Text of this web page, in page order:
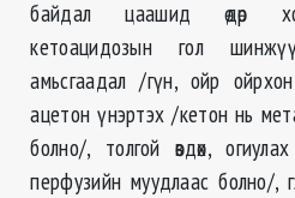
байдал цаашид өдөр
кетоацидозын гол
амьсгаадал /гүн, ойр
ацетон үнэртэх /кетон нь
болно/, толгой өвдөх,
перфузийн муудлаас болно/,